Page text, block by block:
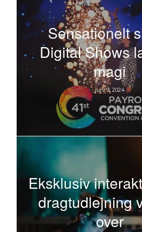
Sensationelt
Digital Shows
magi
juni 3, 2024
Eksklusiv
dragtudlejning
over